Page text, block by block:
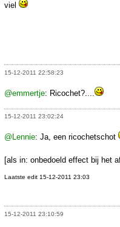
viel
15-12-2011 22:58:23
@emmertje: Ricochet?....
15-12-2011 23:02:24
@Lennie: Ja, een ricochetschot
[als in: onbedoeld effect bij het
Laatste edit 15-12-2011 23:03
15-12-2011 23:10:59